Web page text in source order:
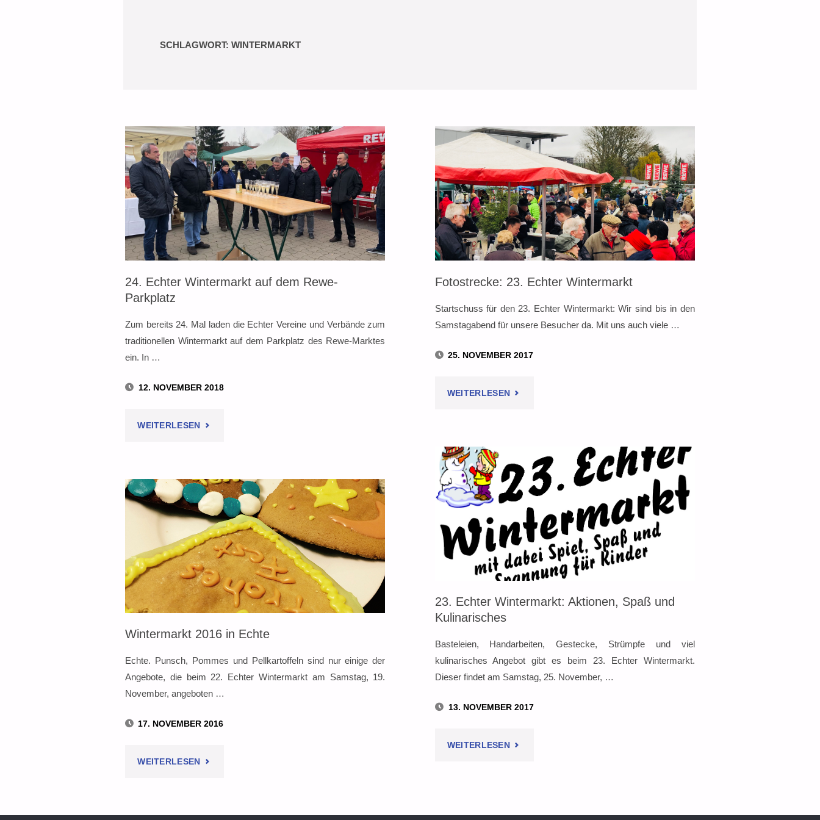
SCHLAGWORT: WINTERMARKT
24. Echter Wintermarkt auf dem Rewe-
Parkplatz
Zum bereits 24. Mal laden die Echter Vereine und Verbände zum
traditionellen Wintermarkt auf dem Parkplatz des Rewe-Marktes
ein. In …
12. NOVEMBER 2018
WEITERLESEN"24.
WINTERMARKT
AUF
DEM
REWE-
PARKPLATZ"
Fotostrecke: 23. Echter Wintermarkt
Startschuss für den 23. Echter Wintermarkt: Wir sind bis in den
Samstagabend für unsere Besucher da. Mit uns auch viele …
25. NOVEMBER 2017
WEITERLESEN"FOTOSTRECKE:
WINTERMARKT"
23. Echter Wintermarkt: Aktionen, Spaß und
Kulinarisches
Basteleien, Handarbeiten, Gestecke, Strümpfe und viel
kulinarisches Angebot gibt es beim 23. Echter Wintermarkt.
Dieser findet am Samstag, 25. November, …
13. NOVEMBER 2017
WEITERLESEN"23.
Wintermarkt 2016 in Echte
Echte. Punsch, Pommes und Pellkartoffeln sind nur einige der
Angebote, die beim 22. Echter Wintermarkt am Samstag, 19.
November, angeboten …
17. NOVEMBER 2016
WEITERLESEN"WINTERMARKT
IN